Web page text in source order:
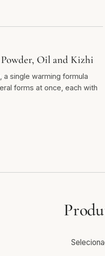
Oil and Kizhi
a single warming formula
forms at once, each with